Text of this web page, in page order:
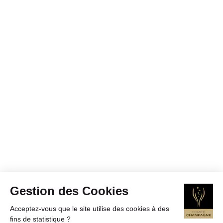
Gestion des Cookies
Acceptez-vous que le site utilise des cookies à des
fins de statistique ?